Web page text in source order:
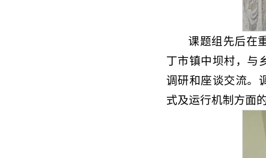
课题组先后在
丁市镇中坝村，与
调研和座谈交流。
式及运行机制方面